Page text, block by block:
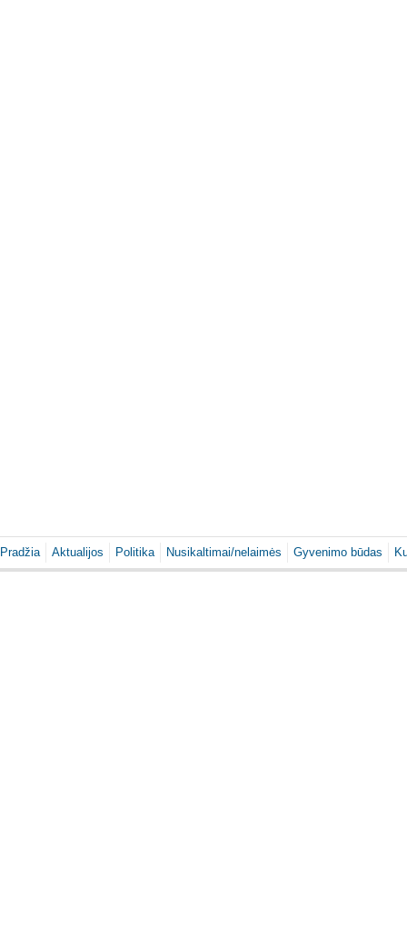
Pradžia Aktualijos Politika Nusikaltimai/nelaimės Gyvenimo būdas